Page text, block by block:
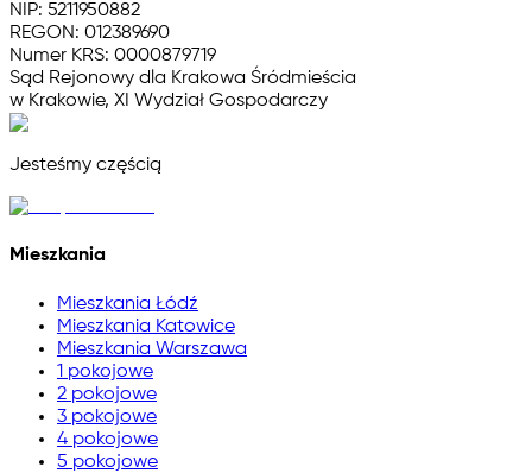
NIP: 5211950882
REGON: 012389690
Numer KRS: 0000879719
Sąd Rejonowy dla Krakowa Śródmieścia
w Krakowie, XI Wydział Gospodarczy
Jesteśmy częścią
Mieszkania
Mieszkania Łódź
Mieszkania Katowice
Mieszkania Warszawa
1 pokojowe
2 pokojowe
3 pokojowe
4 pokojowe
5 pokojowe